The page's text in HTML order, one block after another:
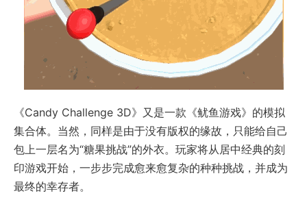
《Candy Challenge 3D》又是一款《鱿鱼游戏》的模拟
集合体。当然，同样是由于没有版权的缘故，只能给自己
包上一层名为“糖果挑战”的外衣。玩家将从居中经典的刻
印游戏开始，一步步完成愈来愈复杂的种种挑战，并成为
最终的幸存者。